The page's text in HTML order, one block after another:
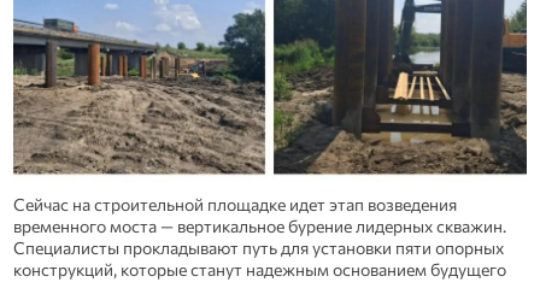
Сейчас на строительной площадке идет этап возведения
временного моста — вертикальное бурение лидерных скважин.
Специалисты прокладывают путь для установки пяти опорных
конструкций, которые станут надежным основанием будущего